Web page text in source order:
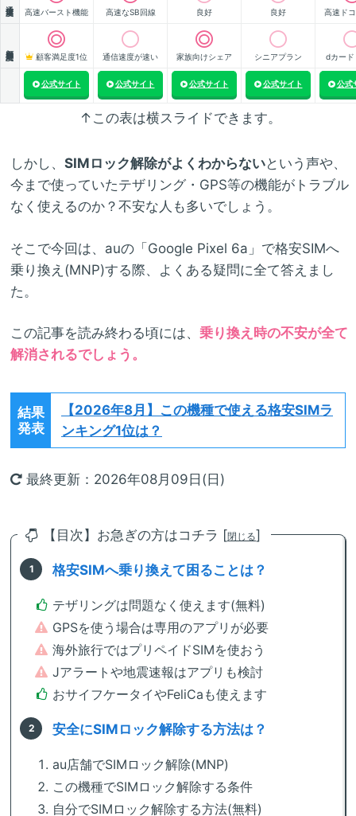
高速バースト機能 高速なSB回線 良好 良好 高速ド
顧客満足度1位 通信速度が速い 家族向けシェア シニアプラン dカード
公式サイト 公式サイト 公式サイト 公式サイト 公式
↑この表は横スライドできます。
しかし、 SIMロック解除がよくわからないという声や、
今まで使っていたテザリング・GPS等の機能がトラブル
なく使えるのか？不安な人も多いでしょう。
そこで今回は、auの「Google Pixel 6a」で格安SIMへ
乗り換え(MNP)する際、よくある疑問に全て答えまし
た。
この記事を読み終わる頃には、 乗り換え時の不安が全て
解消されるでしょう。
結果
発表
【2026年8月】 この機種で使える格安SIMラ
ンキング1位は？
最終更新：2026年08月09日(日)
【目次】お急ぎの方はコチラ [閉じる]
格安SIMへ乗り換えて困ることは？
テザリングは問題なく使えます(無料)
GPSを使う場合は専用のアプリが必要
海外旅行ではプリペイドSIMを使おう
Jアラートや地震速報はアプリも検討
おサイフケータイやFeliCaも使えます
安全にSIMロック解除する方法は？
au店舗でSIMロック解除(MNP)
この機種でSIMロック解除する条件
自分でSIMロック解除する方法(無料)